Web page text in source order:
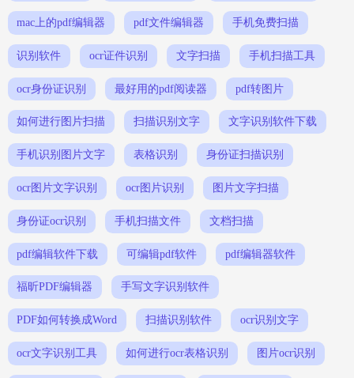
mac上的pdf编辑器 pdf文件编辑器 手机免费扫描
识别软件 ocr证件识别 文字扫描 手机扫描工具
ocr身份证识别 最好用的pdf阅读器 pdf转图片
如何进行图片扫描 扫描识别文字 文字识别软件下载
手机识别图片文字 表格识别 身份证扫描识别
ocr图片文字识别 ocr图片识别 图片文字扫描
身份证ocr识别 手机扫描文件 文档扫描
pdf编辑软件下载 可编辑pdf软件 pdf编辑器软件
福昕PDF编辑器 手写文字识别软件
PDF如何转换成Word 扫描识别软件 ocr识别文字
ocr文字识别工具 如何进行ocr表格识别 图片ocr识别